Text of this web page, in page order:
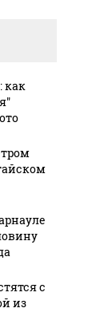
В магазинах
как
с
из